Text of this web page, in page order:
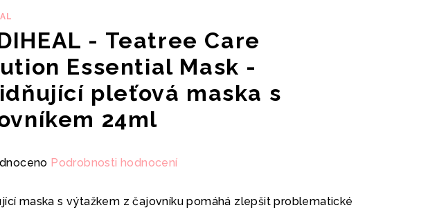
- Teatree Care
Essential Mask -
pleťová maska s
24ml
Podrobnosti hodnocení
maska s výtažkem z čajovníku pomáhá zlepšit problematické